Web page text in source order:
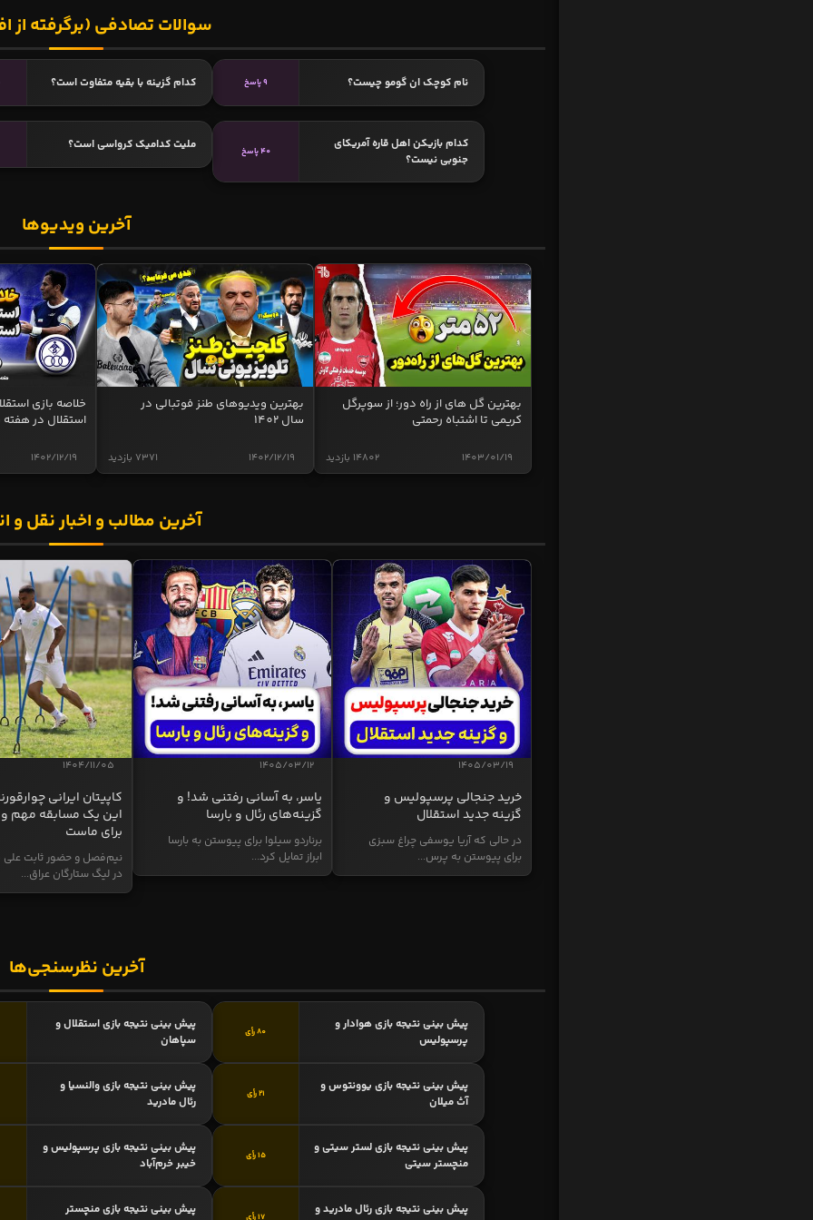
سوالات تصادفی (برگرفته از
نام کوچک ان گومو چیست؟ 9 پاسخ کدام گزینه با بقیه متفاوت است؟
کدام بازیکن اهل قاره آمریکای
جنوبی نیست؟
40 پاسخ ملیت کدامیک کرواسی است؟
آخرین ویدیوها
بهترین گل های از راه دور؛ از سوپرگل
کریمی تا اشتباه رحمتی
14802 بازدید 1403/01/19
بهترین ویدیوهای طنز فوتبالی در
سال 1402
7371 بازدید 1402/12/19
استقلال در
1402/12/19
آخرین مطالب و اخبار نقل و
1405/03/19
خرید جنجالی پرسپولیس و
گزینه جدید استقلال
در حالی که آریا یوسفی چراغ سبزی
برای پیوستن به پرس...
1405/03/12
یاسر، به آسانی رفتنی شد! و
گزینه‌های رئال و بارسا
برناردو سیلوا برای پیوستن به بارسا
ابراز تمایل کرد...
1404/11/05
کاپیتان ایرانی
این یک مسابقه مهم و
برای ماست
نیم‌فصل و حضور ثابت علی
در لیگ ستارگان عراق...
آخرین نظرسنجی‌ها
پیش بینی نتیجه بازی هوادار و
پرسپولیس
80 رأی
پیش بینی نتیجه بازی استقلال و
سپاهان
پیش بینی نتیجه بازی یوونتوس و
آث میلان
21 رأی
پیش بینی نتیجه بازی والنسیا و
رئال مادرید
پیش بینی نتیجه بازی لستر سیتی و
منچستر سیتی
15 رأی
پیش بینی نتیجه بازی پرسپولیس و
خیبر خرم‌آباد
پیش بینی نتیجه بازی رئال مادرید و
پیش بینی نتیجه بازی منچستر